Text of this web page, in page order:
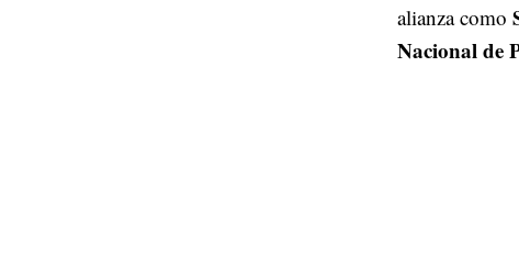
alianza como
Nacional de